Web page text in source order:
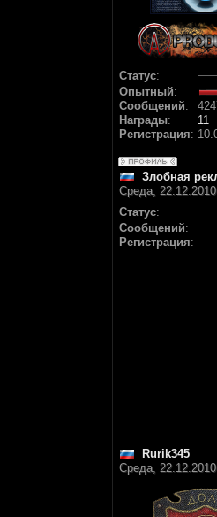
Статус:
Опытный:
Сообщений:
Награды:
11
Регистрация:
Злобная
Среда,
Статус:
Сообщений:
Регистрация:
Rurik345
Среда,